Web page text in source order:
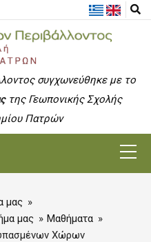
συγχωνεύθηκε με το
της Γεωπονικής Σχολής
Πατρών
μας
μας
Μαθήματα
Χώρων